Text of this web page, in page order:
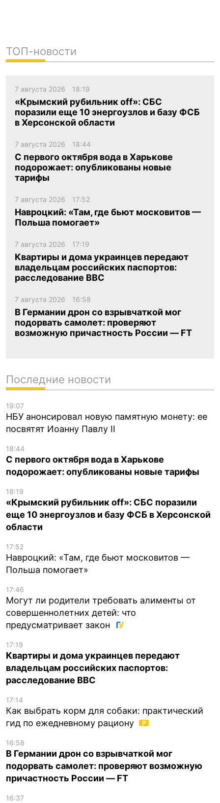
ТОП-новости
7 августа 2026 18:19
«Крымский рубильник off»: СБС
поразили еще 10 энергоузлов и базу ФСБ
в Херсонской области
7 августа 2026 18:44
С первого октября вода в Харькове
подорожает: опубликованы новые
тарифы
7 августа 2026 17:52
Навроцкий: «Там, где бьют московитов —
Польша помогает»
7 августа 2026 17:19
Квартиры и дома украинцев передают
владельцам российских паспортов:
расследование BBC
7 августа 2026 16:58
В Германии дрон со взрывчаткой мог
подорвать самолет: проверяют
возможную причастность России — FT
Последние новости
19:07
НБУ анонсировал новую памятную монету: ее
посвятят Иоанну Павлу II
18:44
С первого октября вода в Харькове
подорожает: опубликованы новые тарифы
18:19
«Крымский рубильник off»: СБС поразили
еще 10 энергоузлов и базу ФСБ в Херсонской
области
17:52
Навроцкий: «Там, где бьют московитов —
Польша помогает»
17:46
Могут ли родители требовать алименты от
совершеннолетних детей: что
предусматривает закон
17:19
Квартиры и дома украинцев передают
владельцам российских паспортов:
расследование BBC
17:14
Как выбрать корм для собаки: практический
гид по ежедневному рациону
16:58
В Германии дрон со взрывчаткой мог
подорвать самолет: проверяют возможную
причастность России — FT
16:37